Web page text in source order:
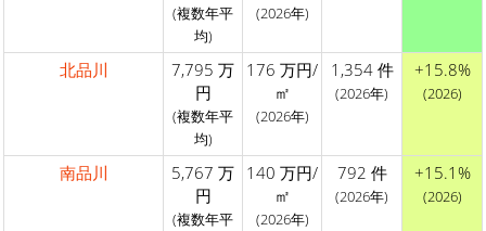
(複数年平
均)
(2026年)
北品川
7,795 万
円
(複数年平
均)
176 万円/
㎡
(2026年)
1,354 件
(2026年)
+15.8%
(2026)
南品川
5,767 万
円
(複数年平
140 万円/
㎡
(2026年)
792 件
(2026年)
+15.1%
(2026)